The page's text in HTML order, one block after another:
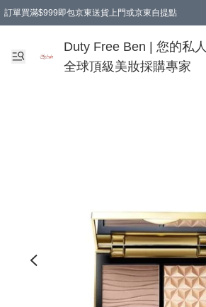
訂單買滿$999即包京東送貨上門或京東自提點
Duty Free Ben | 您的私人
全球頂級美妝採購專家